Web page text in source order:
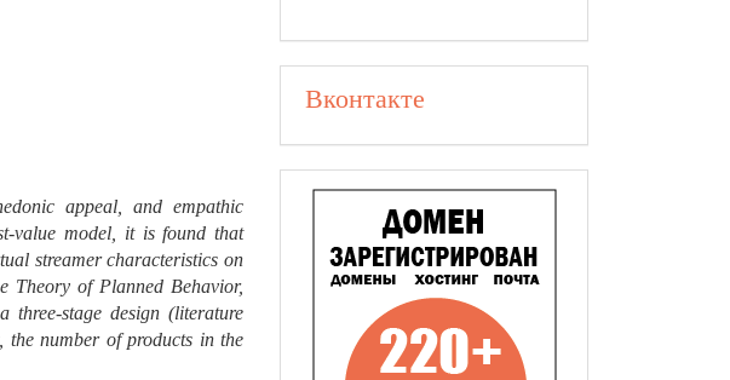
appeal, and empathic
value model, it is found that
streamer characteristics on
Theory of Planned Behavior,
three-stage design (literature
the number of products in the
Вконтакте